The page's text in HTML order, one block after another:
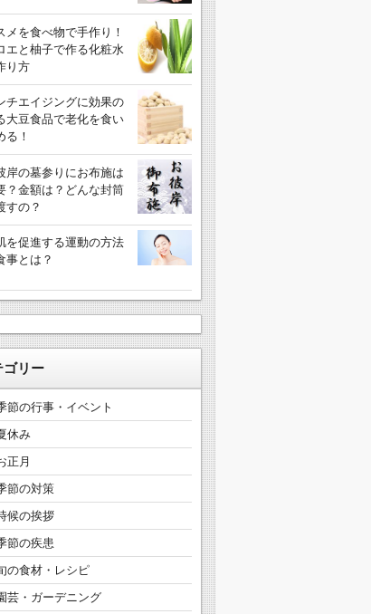
メを食べ物で手作り！
エと柚子で作る化粧水
り方
チエイジングに効果の
大豆食品で老化を食い
る！
岸の墓参りにお布施は
？金額は？どんな封筒
すの？
を促進する運動の方法
事とは？
ゴリー
節の行事・イベント
休み
正月
節の対策
候の挨拶
節の疾患
の食材・レシピ
芸・ガーデニング